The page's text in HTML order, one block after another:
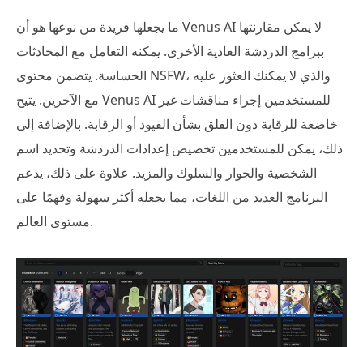
ما يجعلها فريدة من نوعها هو أن Venus AI لا يمكن مقارنتها
ببرامج الدردشة العادية الأخرى. يمكنه التعامل مع المحادثات
الحساسة. يتضمن محتوى NSFW، والذي لا يمكنك العثور عليه
مع الآخرين. يتيح Venus AI للمستخدمين إجراء مناقشات غير
خاضعة للرقابة دون القلق بشأن القيود أو الرقابة. بالإضافة إلى
ذلك، يمكن للمستخدمين تخصيص إعدادات الدردشة وتحديد اسم
الشخصية والحوار والسلوك والمزيد. علاوة على ذلك، يدعم
البرنامج العديد من اللغات، مما يجعله أكثر سهولة وفهمًا على
مستوى العالم.